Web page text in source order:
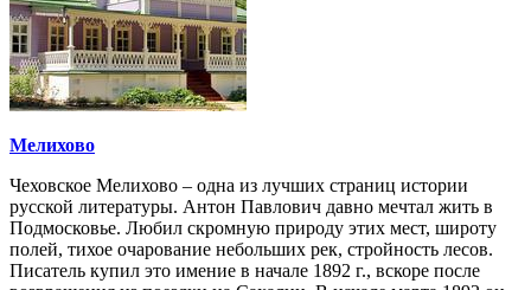
Мелихово
Чеховское Мелихово – одна из лучших страниц истории
русской литературы. Антон Павлович давно мечтал жить в
Подмосковье. Любил скромную природу этих мест, широту
полей, тихое очарование небольших рек, стройность лесов.
Писатель купил это имение в начале 1892 г., вскоре после